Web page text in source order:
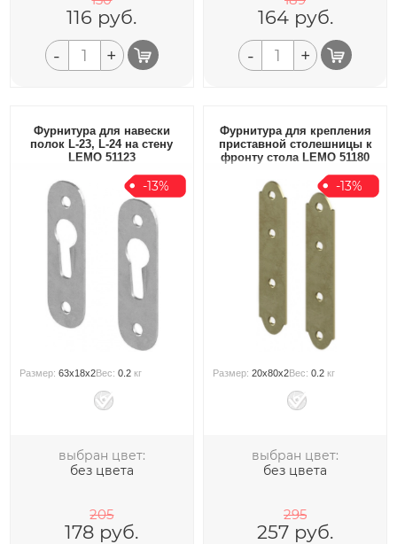
116 руб.
- +
164руб.
- +
Фурнитура для навески
полок L-23, L-24 на стену
LEMO 51123
-13%
Размер:63x18x2Вес:0.2 кг
выбран цвет:
без цвета
205
178 руб.
Фурнитура для крепления
приставной столешницы к
фронту стола LEMO 51180
-13%
Размер:20x80x2Вес:0.2 кг
выбран цвет:
без цвета
295
257 руб.